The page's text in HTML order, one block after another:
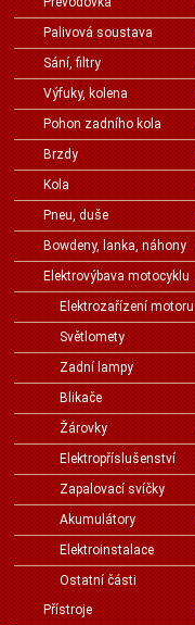
Palivová soustava
Sání, filtry
Výfuky, kolena
Pohon zadního kola
Brzdy
Kola
Pneu, duše
Bowdeny, lanka, náhony
Elektrovýbava motocyklu
Elektrozařízení motoru
Světlomety
Zadní lampy
Blikače
Žárovky
Elektropříslušenství
Zapalovací svíčky
Akumulátory
Elektroinstalace
Ostatní části
Přístroje